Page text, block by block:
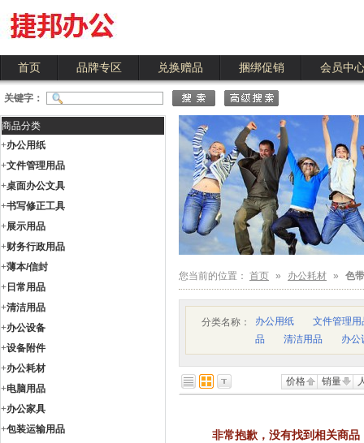
首页 品牌专区 兑换赠品 捆绑促销 会员中
关键字：
商品分类
+办公用纸
+文件管理用品
+桌面办公文具
+书写修正工具
+展示用品
+财务行政用品
+薄本/信封
+ 日常用品
+清洁用品
+办公设备
+设备附件
+办公耗材
+电脑用品
+办公家具
+包装运输用品
您当前的位置： 首页 » 办公耗材 » 色
分类名称： 办公用纸
文件管理用
品
清洁用品 办公
价格 销量
非常抱歉，没有找到相关商品